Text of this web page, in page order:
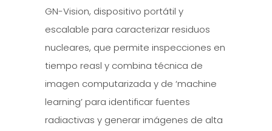
GN-Vision, dispositivo portátil y
escalable para caracterizar residuos
nucleares, que permite inspecciones en
tiempo reasl y combina técnica de
imagen computarizada y de ‘machine
learning’ para identificar fuentes
radiactivas y generar imágenes de alta